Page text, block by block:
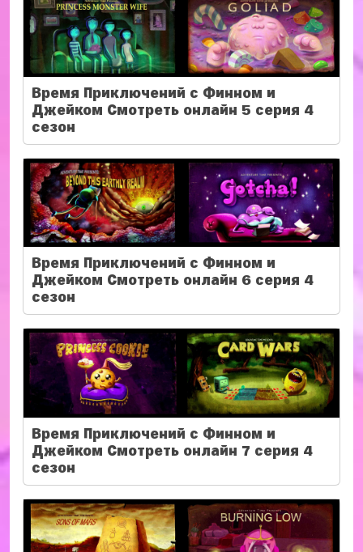
Время Приключений с Финном и
Джейком Смотреть онлайн 5 серия 4
сезон
Время Приключений с Финном и
Джейком Смотреть онлайн 6 серия 4
сезон
Время Приключений с Финном и
Джейком Смотреть онлайн 7 серия 4
сезон